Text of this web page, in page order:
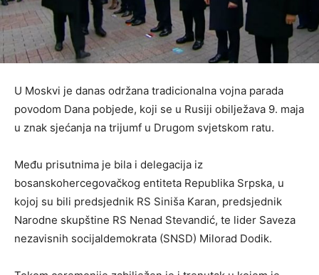
U Moskvi je danas održana tradicionalna vojna parada
povodom Dana pobjede, koji se u Rusiji obilježava 9. maja
u znak sjećanja na trijumf u Drugom svjetskom ratu.
Među prisutnima je bila i delegacija iz
bosanskohercegovačkog entiteta Republika Srpska, u
kojoj su bili predsjednik RS Siniša Karan, predsjednik
Narodne skupštine RS Nenad Stevandić, te lider Saveza
nezavisnih socijaldemokrata (SNSD) Milorad Dodik.